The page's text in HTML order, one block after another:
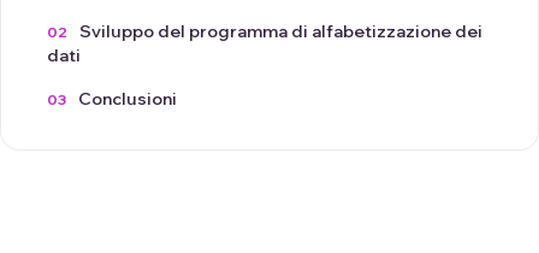
Sviluppo del programma di alfabetizzazione dei
dati
Conclusioni